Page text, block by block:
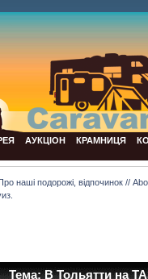
АУКЦІОН КРАМНИЦЯ
наші подорожі, відпочинок //
Тема: В Тольятти на